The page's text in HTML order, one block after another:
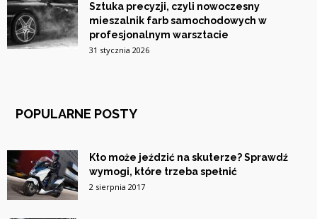
Sztuka precyzji, czyli nowoczesny
mieszalnik farb samochodowych w
profesjonalnym warsztacie
31 stycznia 2026
POPULARNE POSTY
Kto może jeździć na skuterze? Sprawdź
wymogi, które trzeba spełnić
2 sierpnia 2017